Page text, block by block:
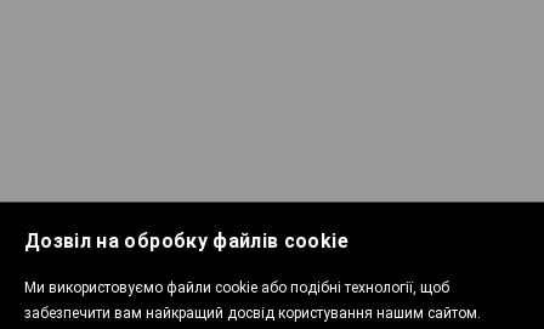
Дозвіл на обробку файлів cookie
Ми використовуємо файли cookie або подібні технології, щоб
забезпечити вам найкращий досвід користування нашим сайтом.